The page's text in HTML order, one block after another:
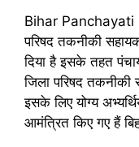
Bihar Panchayati
परिषद तकनीकी
दिया है इसके तहत
जिला परिषद तकनीकी
इसके लिए योग्य
आमंत्रित किए गए हैं